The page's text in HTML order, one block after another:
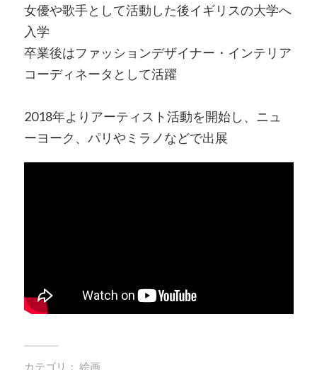
女優や歌手として活動した後イギリスの大学へ
入学
卒業後はファッションデザイナー・インテリア
コーディネータとして活躍
2018年よりアーティスト活動を開始し、ニュ
ーヨーク、パリやミラノなどで出展
カテゴリ： 絵画